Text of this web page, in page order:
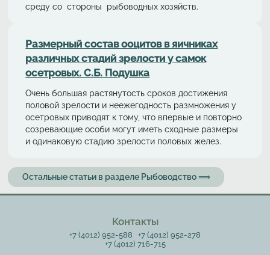
среду со стороны рыбоводных хозяйств.
Размерный состав ооцитов в яичниках
различных стадий зрелости у самок
осетровых. С.Б. Подушка
Очень большая растянутость сроков достижения
половой зрелости и неежегодность размножения у
осетровых приводят к тому, что впервые и повторно
созревающие особи могут иметь сходные размеры
и одинаковую стадию зрелости половых желез.
Остальные статьи в разделе Рыбоводство ⟹
Контакты
+7 (4012) 952-588
+7 (4012) 952-278
+7 (4012) 716-715